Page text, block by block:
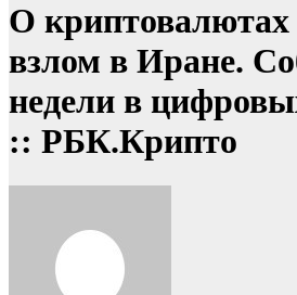
О
взлом в Иране.
недели в
:: РБК.Крипто